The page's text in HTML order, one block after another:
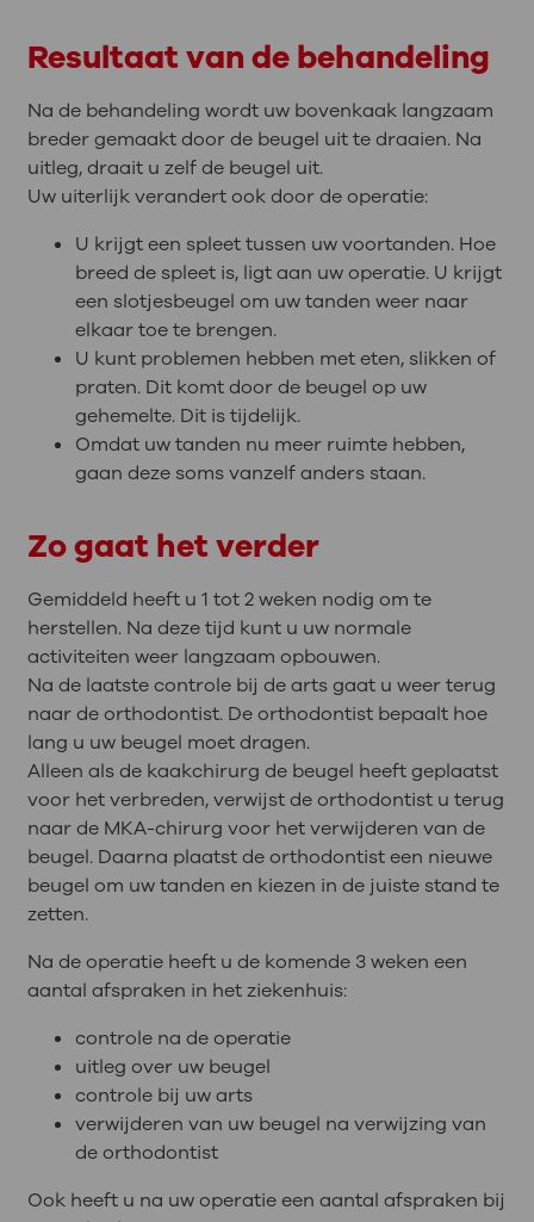
Resultaat van de behandeling
Na de behandeling wordt uw bovenkaak langzaam
breder gemaakt door de beugel uit te draaien. Na
uitleg, draait u zelf de beugel uit.
Uw uiterlijk verandert ook door de operatie:
U krijgt een spleet tussen uw voortanden. Hoe
breed de spleet is, ligt aan uw operatie. U krijgt
een slotjesbeugel om uw tanden weer naar
elkaar toe te brengen.
U kunt problemen hebben met eten, slikken of
praten. Dit komt door de beugel op uw
gehemelte. Dit is tijdelijk.
Omdat uw tanden nu meer ruimte hebben,
gaan deze soms vanzelf anders staan.
Zo gaat het verder
Gemiddeld heeft u 1 tot 2 weken nodig om te
herstellen. Na deze tijd kunt u uw normale
activiteiten weer langzaam opbouwen.
Na de laatste controle bij de arts gaat u weer terug
naar de orthodontist. De orthodontist bepaalt hoe
lang u uw beugel moet dragen.
Alleen als de kaakchirurg de beugel heeft geplaatst
voor het verbreden, verwijst de orthodontist u terug
naar de MKA-chirurg voor het verwijderen van de
beugel. Daarna plaatst de orthodontist een nieuwe
beugel om uw tanden en kiezen in de juiste stand te
zetten.
Na de operatie heeft u de komende 3 weken een
aantal afspraken in het ziekenhuis:
controle na de operatie
uitleg over uw beugel
controle bij uw arts
verwijderen van uw beugel na verwijzing van
de orthodontist
Ook heeft u na uw operatie een aantal afspraken bij